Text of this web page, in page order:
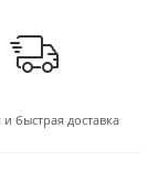
быстрая доставка